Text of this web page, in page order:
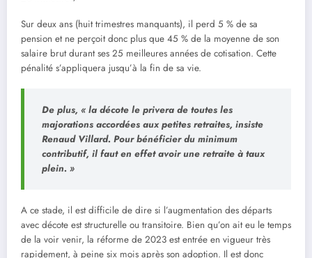
Sur deux ans (huit trimestres manquants), il perd 5 % de sa
pension et ne perçoit donc plus que 45 % de la moyenne de son
salaire brut durant ses 25 meilleures années de cotisation. Cette
pénalité s’appliquera jusqu’à la fin de sa vie.
De plus, « la décote le privera de toutes les
majorations accordées aux petites retraites, insiste
Renaud Villard. Pour bénéficier du minimum
contributif, il faut en effet avoir une retraite à taux
plein. »
A ce stade, il est difficile de dire si l’augmentation des départs
avec décote est structurelle ou transitoire. Bien qu’on ait eu le temps
de la voir venir, la réforme de 2023 est entrée en vigueur très
rapidement, à peine six mois après son adoption. Il est donc